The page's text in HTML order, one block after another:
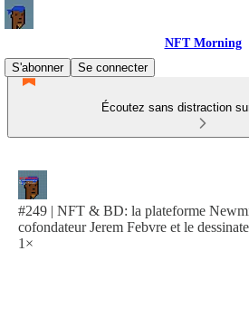
NFT Morning
S'abonner
Se connecter
Écoutez sans distraction
#249 | NFT & BD: la plateforme
cofondateur Jerem Febvre et le
1×